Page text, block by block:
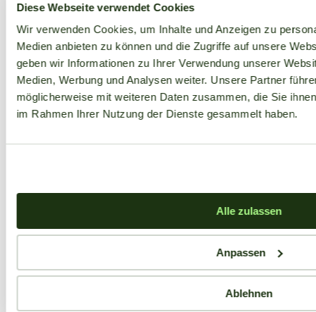
Diese Webseite verwendet Cookies
Wir verwenden Cookies, um Inhalte und Anzeigen zu
Medien anbieten zu können und die Zugriffe auf unsere
geben wir Informationen zu Ihrer Verwendung unserer
Medien, Werbung und Analysen weiter. Unsere Partner
möglicherweise mit weiteren Daten zusammen, die Sie
im Rahmen Ihrer Nutzung der Dienste gesammelt haben.
Alle zulassen
Anpassen
Ablehnen